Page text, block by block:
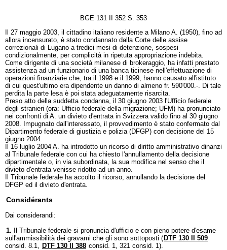
BGE 131 II 352 S. 353
Il 27 maggio 2003, il cittadino italiano residente a Milano A. (1950), fino ad
allora incensurato, è stato condannato dalla Corte delle assise
correzionali di Lugano a tredici mesi di detenzione, sospesi
condizionalmente, per complicità in ripetuta appropriazione indebita.
Come dirigente di una società milanese di brokeraggio, ha infatti prestato
assistenza ad un funzionario di una banca ticinese nell'effettuazione di
operazioni finanziarie che, tra il 1998 e il 1999, hanno causato all'istituto
di cui quest'ultimo era dipendente un danno di almeno fr. 590'000.-. Di tale
perdita la parte lesa è poi stata adeguatamente risarcita.
Preso atto della suddetta condanna, il 30 giugno 2003 l'Ufficio federale
degli stranieri (ora: Ufficio federale della migrazione; UFM) ha pronunciato
nei confronti di A. un divieto d'entrata in Svizzera valido fino al 30 giugno
2008. Impugnato dall'interessato, il provvedimento è stato confermato dal
Dipartimento federale di giustizia e polizia (DFGP) con decisione del 15
giugno 2004.
Il 16 luglio 2004 A. ha introdotto un ricorso di diritto amministrativo dinanzi
al Tribunale federale con cui ha chiesto l'annullamento della decisione
dipartimentale o, in via subordinata, la sua modifica nel senso che il
divieto d'entrata venisse ridotto ad un anno.
Il Tribunale federale ha accolto il ricorso, annullando la decisione del
DFGP ed il divieto d'entrata.
Considérants
Dai considerandi:
1.
Il Tribunale federale si pronuncia d'ufficio e con pieno potere d'esame
sull'ammissibilità dei gravami che gli sono sottoposti ( DTF 130 II 509
consid. 8.1, DTF 130 II 388 consid. 1, 321 consid. 1).